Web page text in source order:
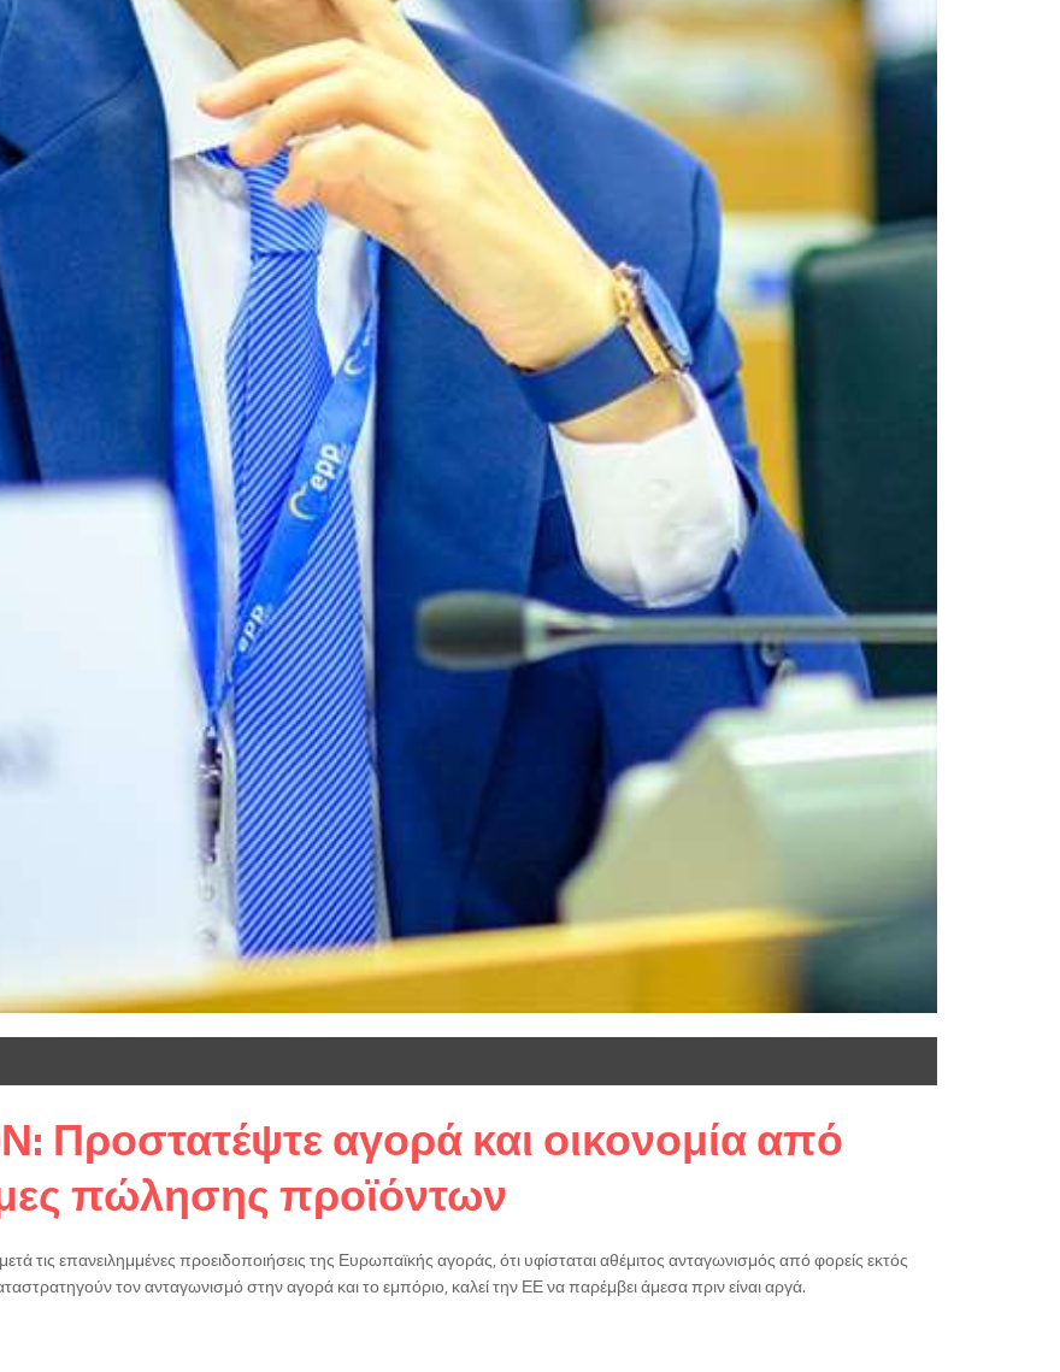
Προστατέψτε αγορά και οικονομία από
πώλησης προϊόντων
τις επανειλημμένες προειδοποιήσεις της Ευρωπαϊκής αγοράς, ότι υφίσταται αθέμιτος ανταγωνισμός από φορείς εκτός
τον ανταγωνισμό στην αγορά και το εμπόριο, καλεί την ΕΕ να παρέμβει άμεσα πριν είναι αργά.